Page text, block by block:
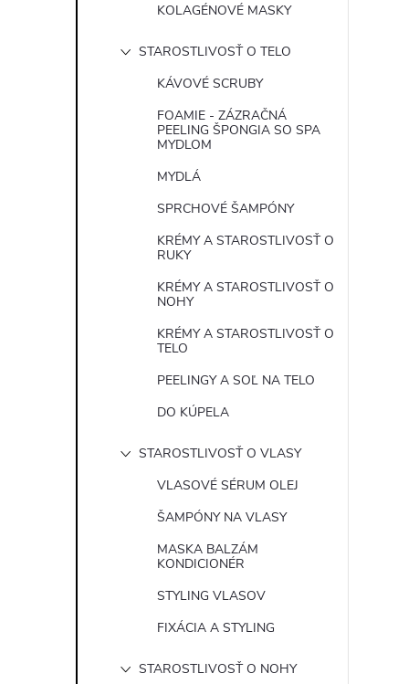
KOLAGÉNOVÉ MASKY
STAROSTLIVOSŤ O TELO
KÁVOVÉ SCRUBY
FOAMIE - ZÁZRAČNÁ
PEELING ŠPONGIA SO SPA
MYDLOM
MYDLÁ
SPRCHOVÉ ŠAMPÓNY
KRÉMY A STAROSTLIVOSŤ O
RUKY
KRÉMY A STAROSTLIVOSŤ O
NOHY
KRÉMY A STAROSTLIVOSŤ O
TELO
PEELINGY A SOĽ NA TELO
DO KÚPELA
STAROSTLIVOSŤ O VLASY
VLASOVÉ SÉRUM OLEJ
ŠAMPÓNY NA VLASY
MASKA BALZÁM
KONDICIONÉR
STYLING VLASOV
FIXÁCIA A STYLING
STAROSTLIVOSŤ O NOHY